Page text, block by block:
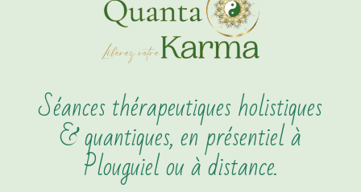
Séances thérapeutiques holistiques
& quantiques, en présentiel à
Plouguiel ou à distance.